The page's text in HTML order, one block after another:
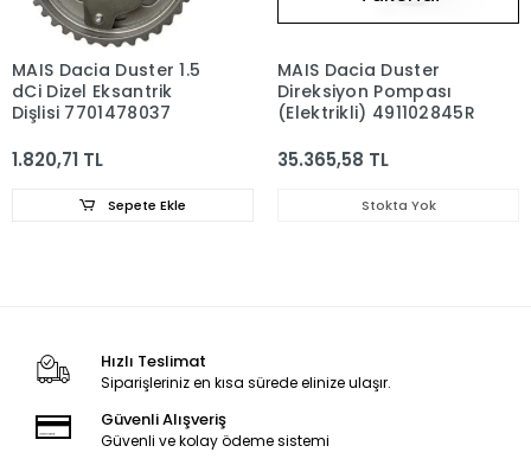
MAIS Dacia Duster 1.5
dCi Dizel Eksantrik
Dişlisi 7701478037
1.820,71 TL
Sepete Ekle
MAIS Dacia Duster
Direksiyon Pompası
(Elektrikli) 491102845R
35.365,58 TL
Stokta Yok
Hızlı Teslimat
Siparişleriniz en kısa sürede elinize ulaşır.
Güvenli Alışveriş
Güvenli ve kolay ödeme sistemi